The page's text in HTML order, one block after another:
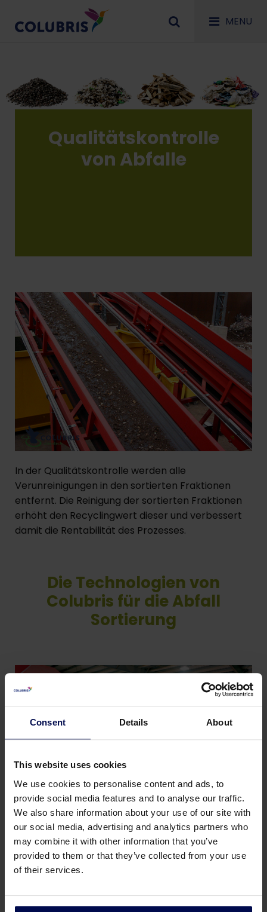
Consent Details About
This website uses cookies
We use cookies to personalise content and ads, to
provide social media features and to analyse our traffic.
We also share information about your use of our site with
our social media, advertising and analytics partners who
may combine it with other information that you’ve
provided to them or that they’ve collected from your use
of their services.
MENU
Qualitätskontrolle
von Abfalle
In der Qualitätskontrolle werden alle
Verunreinigungen in den sortierten Fraktionen
entfernt. Die Reinigung der sortierten Fraktionen
erhöht den Recyclingwert dieser und verbessert
damit die Rentabilität des Prozesses.
Die Technologien von
Colubris für die Abfall
Sortierung
Sortier-Kabine
In Sortierkabinen werden verschiedene
Kunststoff manuell getrennt. Sie besteht